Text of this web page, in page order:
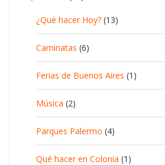
¿Qué hacer Hoy? (13)
Caminatas (6)
Ferias de Buenos Aires (1)
Música (2)
Parques Palermo (4)
Qué hacer en Colonia (1)